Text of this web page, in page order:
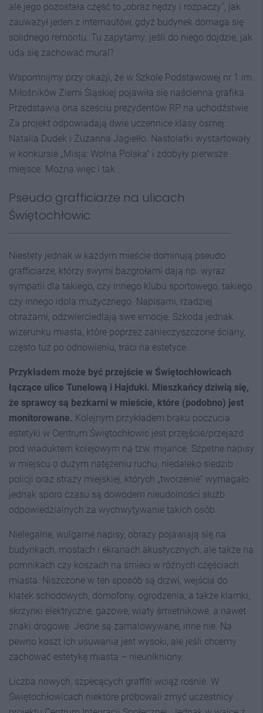
ale jego pozostała część to „obraz nędzy i rozpaczy”, jak
zauważył jeden z internautów, gdyż budynek domaga się
solidnego remontu. Tu zapytamy: jeśli do niego dojdzie, jak
uda się zachować mural?
Wspomnijmy przy okazji, że w Szkole Podstawowej nr 1 im.
Miłośników Ziemi Śląskiej pojawiła się naścienna grafika.
Przedstawia ona sześciu prezydentów RP na uchodźstwie.
Za projekt odpowiadają dwie uczennice klasy ósmej:
Natalia Dudek i Zuzanna Jagiełło. Nastolatki wystartowały
w konkursie „Misja: Wolna Polska” i zdobyły pierwsze
miejsce. Można więc i tak…
Pseudo grafficiarze na ulicach
Świętochłowic
Niestety jednak w każdym mieście dominują pseudo
grafficiarze, którzy swymi bazgrołami dają np. wyraz
sympatii dla takiego, czy innego klubu sportowego, takiego
czy innego idola muzycznego. Napisami, rzadziej
obrazami, odzwierciedlają swe emocje. Szkoda jednak
wizerunku miasta, które poprzez zanieczyszczone ściany,
często tuż po odnowieniu, traci na estetyce.
Przykładem może być przejście w Świętochłowicach
łączące ulice Tunelową i Hajduki. Mieszkańcy dziwią się,
że sprawcy są bezkarni w mieście, które (podobno) jest
monitorowane. Kolejnym przykładem braku poczucia
estetyki w Centrum Świętochłowic jest przejście/przejazd
pod wiaduktem kolejowym na tzw. mijance. Szpetne napisy
w miejscu o dużym natężeniu ruchu, niedaleko siedzib
policji oraz straży miejskiej, których „tworzenie” wymagało
jednak sporo czasu są dowodem nieudolności służb
odpowiedzialnych za wychwytywanie takich osób.
Nielegalne, wulgarne napisy, obrazy pojawiają się na
budynkach, mostach i ekranach akustycznych, ale także na
pomnikach czy koszach na śmieci w różnych częściach
miasta. Niszczone w ten sposób są drzwi, wejścia do
klatek schodowych, domofony, ogrodzenia, a także klamki,
skrzynki elektryczne, gazowe, wiaty śmietnikowe, a nawet
znaki drogowe. Jedne są zamalowywane, inne nie. Na
pewno koszt ich usuwania jest wysoki, ale jeśli chcemy
zachować estetykę miasta – nieunikniony.
Liczba nowych, szpecących graffiti wciąż rośnie. W
Świętochłowicach niektóre próbowali zmyć uczestnicy